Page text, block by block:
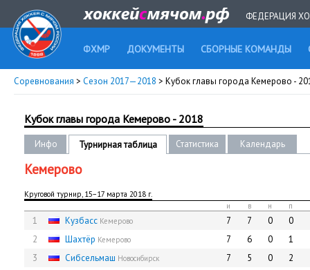
ФЕДЕРАЦИЯ
ФХМР ДОКУМЕНТЫ СБОРНЫЕ КОМАНДЫ
Соревнования > Сезон 2017—2018 > Кубок главы города Кемерово -
Кубок главы города Кемерово - 2018
Инфо Турнирная таблица Статистика Календарь
Кемерово
Круговой турнир, 15−17 марта 2018 г.
и
в н п
1 Кузбасс Кемерово 7 7 0
0
2
Шахтёр Кемерово 7 6 0
1
3
Сибсельмаш Новосибирск 7 5 0
2